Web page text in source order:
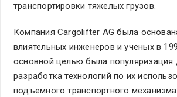
транспортировки тяжелых грузов.
Компания Cargolifter AG была
влиятельных инженеров и ученых в
основной целью была популяризация
разработка технологий по их
подъемного транспортного